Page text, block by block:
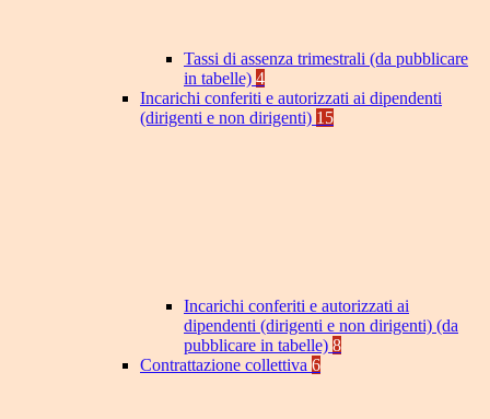
Tassi di assenza trimestrali (da pubblicare
in tabelle) 4
Incarichi conferiti e autorizzati ai dipendenti
(dirigenti e non dirigenti) 15
Incarichi conferiti e autorizzati ai
dipendenti (dirigenti e non dirigenti) (da
pubblicare in tabelle) 8
Contrattazione collettiva 6